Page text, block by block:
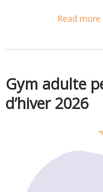
Read more
Gym adulte
d’hiver 2026